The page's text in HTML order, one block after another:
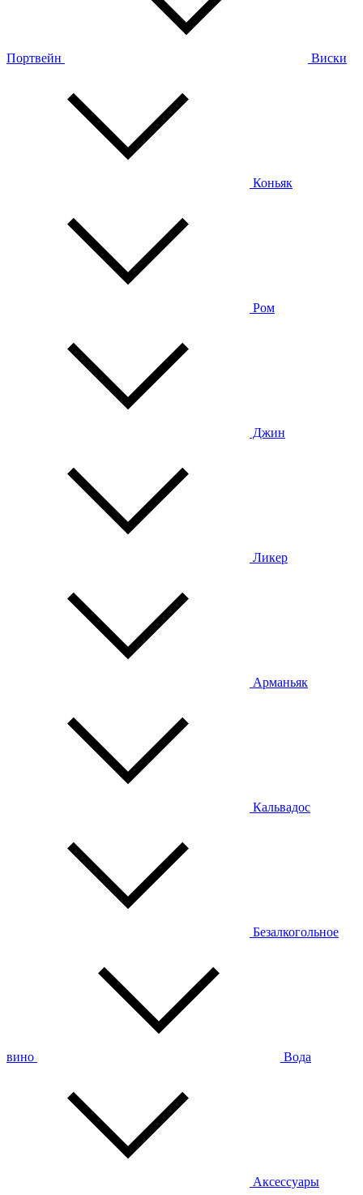
Портвейн Виски
Коньяк
Ром
Джин
Ликер
Арманьяк
Кальвадос
Безалкогольное
вино Вода
Аксессуары